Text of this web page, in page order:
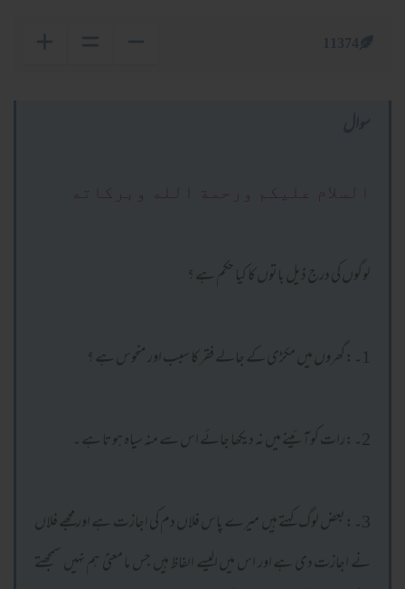
السلام عليكم ورحمة الله وبركاته
لوگوں کی درج ذیل باتوں کا کیا حکم ہے ؟
1۔:گھروں میں مکڑی کے جالے فقر کا سبب اور منحوس ہے ؟
2۔:رات کو آئینے میں نہ دیکھا جائے اس سے منہ سیاہ ہوتا ہے ۔
3۔:بعض لوگ کہتے ہیں میرے پاس فلاں دم کی اجازت ہے اور مجھے فلاں
نے اجازت دی ہے اور اس میں الیسے الفاظ ہیں جس ما معنیٰ ہم نہیں سمجھتے